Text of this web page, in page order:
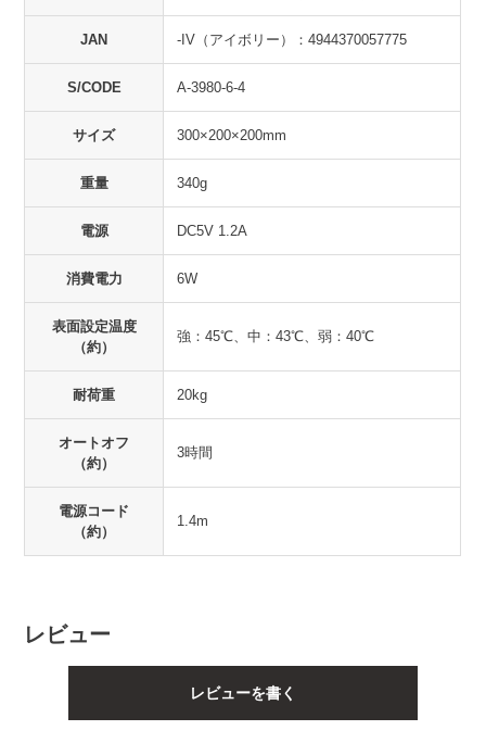
JAN -IV（アイボリー）：4944370057775
S/CODE A-3980-6-4
サイズ 300×200×200mm
重量 340g
電源 DC5V 1.2A
消費電力 6W
表面設定温度
（約）
強：45℃、中：43℃、弱：40℃
耐荷重 20kg
オートオフ
（約）
3時間
電源コード
（約）
1.4m
レビュー
レビューを書く